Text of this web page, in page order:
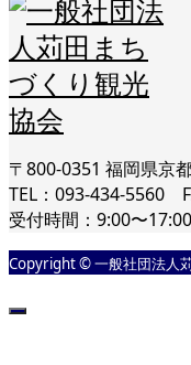
〒800-0351 福岡県京
TEL：093-434-5560
受付時間：9:00〜
Copyright © 一般社団法人